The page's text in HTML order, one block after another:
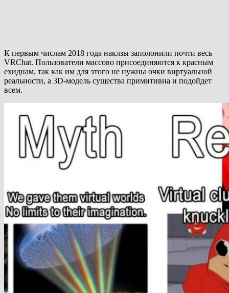
К первым числам 2018 года наклзы заполонили почти весь
VRChat. Пользователи массово присоединяются к красным
ехиднам, так как им для этого не нужны очки виртуальной
реальности, а 3D-модель существа примитивна и подойдет
всем.